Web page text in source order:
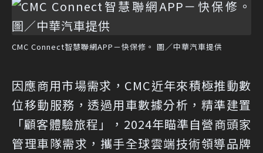
CMC Connect智慧聯網APP－快保修。 圖／中華汽車提供
因應商用市場需求，CMC近年來積極推動數
位移動服務，透過用車數據分析，精準建置
「顧客體驗旅程」，2024年瞄準自營商頭家
管理車隊需求，攜手全球雲端技術領導品牌